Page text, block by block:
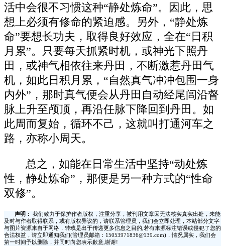
活中会很不习惯这种“静处炼命”。因此，思
想上必须有修命的紧迫感。另外，“静处炼
命”要想长功夫，取得良好效应，全在“日积
月累”。只要每天抓紧时机，或神光下照丹
田，或神气相依往来丹田，不断激惹丹田气
机，如此日积月累，“自然真气冲冲包围一身
内外”，那时真气便会从丹田自动经尾闾沿督
脉上升至颅顶，再沿任脉下降回到丹田。如
此周而复始，循环不己，这就叫打通河车之
路，亦称小周天。
总之，如能在日常生活中坚持“动处炼
性，静处炼命”，那便是另一种方式的“性命
双修”。
声明：
我们致力于保护作者版权，注重分享，被刊用文章因无法核实真实出处，未能
及时与作者取得联系，或有版权异议的，请联系管理员，我们会立即处理，本站部分文字
与图片资源来自于网络，转载是出于传递更多信息之目的,若有来源标注错误或侵犯了您的
合法权益，请立即通知我们(管理员邮箱：15053971836@139.com)，情况属实，我们会
第一时间予以删除，并同时向您表示歉意,谢谢!